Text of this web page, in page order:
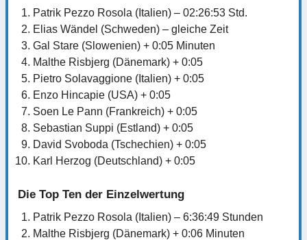
Patrik Pezzo Rosola (Italien) – 02:26:53 Std.
Elias Wändel (Schweden) – gleiche Zeit
Gal Stare (Slowenien) + 0:05 Minuten
Malthe Risbjerg (Dänemark) + 0:05
Pietro Solavaggione (Italien) + 0:05
Enzo Hincapie (USA) + 0:05
Soen Le Pann (Frankreich) + 0:05
Sebastian Suppi (Estland) + 0:05
David Svoboda (Tschechien) + 0:05
Karl Herzog (Deutschland) + 0:05
Die Top Ten der Einzelwertung
Patrik Pezzo Rosola (Italien) – 6:36:49 Stunden
Malthe Risbjerg (Dänemark) + 0:06 Minuten